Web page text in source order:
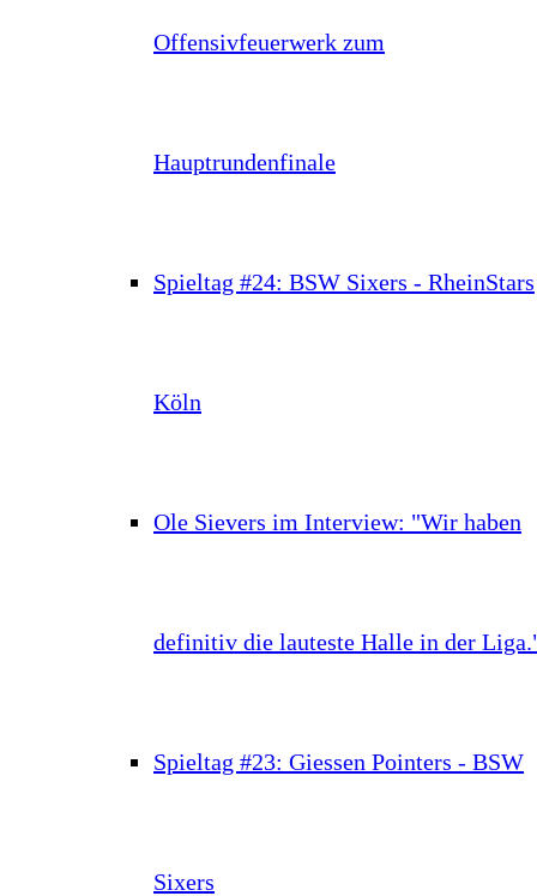
Offensivfeuerwerk zum
Hauptrundenfinale
Spieltag #24: BSW Sixers - RheinStars
Köln
Ole Sievers im Interview: "Wir haben
definitiv die lauteste Halle in der
Spieltag #23: Giessen Pointers - BSW
Sixers